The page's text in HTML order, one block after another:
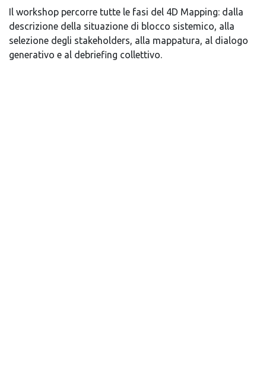
Il workshop percorre tutte le fasi del 4D Mapping: dalla
descrizione della situazione di blocco sistemico, alla
selezione degli stakeholders, alla mappatura, al dialogo
generativo e al debriefing collettivo.